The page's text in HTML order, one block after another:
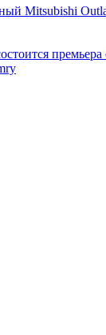
Mitsubishi